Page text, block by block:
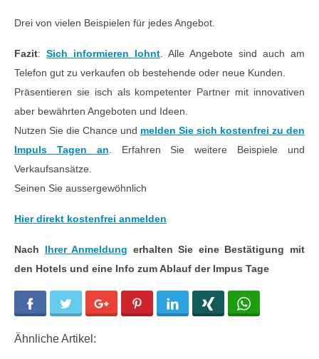
Drei von vielen Beispielen für jedes Angebot.
Fazit: Sich informieren lohnt. Alle Angebote sind auch am
Telefon gut zu verkaufen ob bestehende oder neue Kunden.
Präsentieren sie isch als kompetenter Partner mit innovativen
aber bewährten Angeboten und Ideen.
Nutzen Sie die Chance und melden Sie sich kostenfrei zu den
Impuls Tagen an. Erfahren Sie weitere Beispiele und
Verkaufsansätze.
Seinen Sie aussergewöhnlich
Hier direkt kostenfrei anmelden
Nach Ihrer Anmeldung erhalten Sie eine Bestätigung mit
den Hotels und eine Info zum Ablauf der Impus Tage
Facebook Twitter Google+ Pinterest LinkedIn
Ähnliche Artikel: